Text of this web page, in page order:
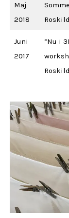
Maj
2018
Juni
2017
”Nu i